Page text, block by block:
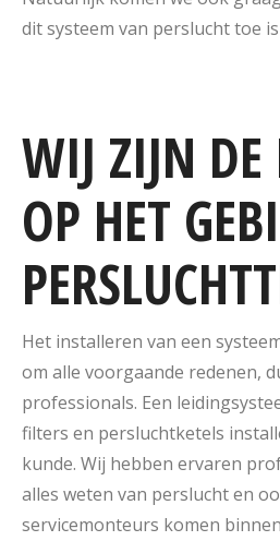
dit systeem van perslucht toe
WIJ ZIJN DE
OP HET
Het installeren van een
om alle voorgaande redenen,
professionals. Een
filters en persluchtketels
kunde. Wij hebben ervaren
alles weten van perslucht en
servicemonteurs komen